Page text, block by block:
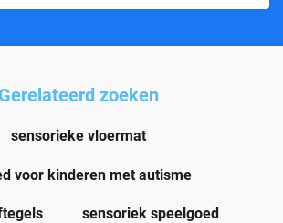
Gerelateerd zoeken
sensorieke vloermat
voor kinderen met autisme
sensoriek speelgoed